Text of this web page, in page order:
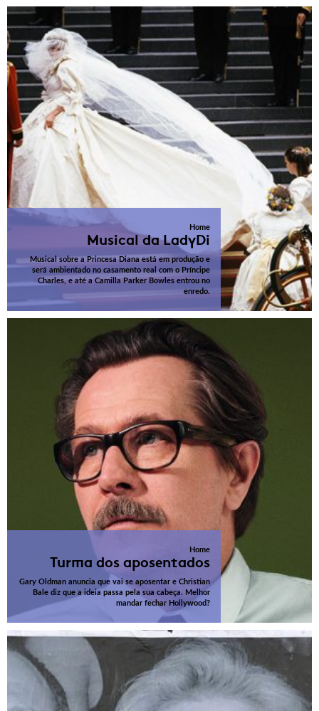
Home
Musical da LadyDi
Musical sobre a Princesa Diana está em produção e
será ambientado no casamento real com o Príncipe
Charles, e até a Camilla Parker Bowles entrou no
enredo.
Home
Turma dos aposentados
Gary Oldman anuncia que vai se aposentar e Christian
Bale diz que a ideia passa pela sua cabeça. Melhor
mandar fechar Hollywood?